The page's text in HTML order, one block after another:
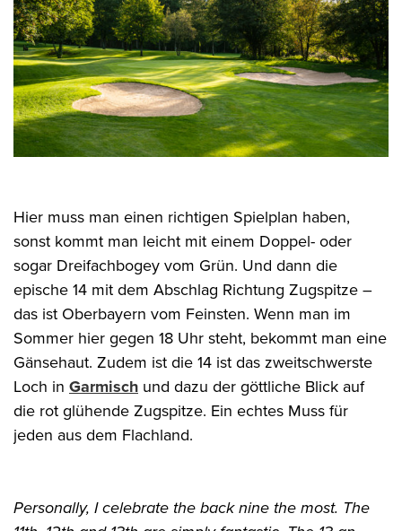
Hier muss man einen richtigen Spielplan haben,
sonst kommt man leicht mit einem Doppel- oder
sogar Dreifachbogey vom Grün. Und dann die
epische 14 mit dem Abschlag Richtung Zugspitze –
das ist Oberbayern vom Feinsten. Wenn man im
Sommer hier gegen 18 Uhr steht, bekommt man eine
Gänsehaut. Zudem ist die 14 ist das zweitschwerste
Loch in Garmisch und dazu der göttliche Blick auf
die rot glühende Zugspitze. Ein echtes Muss für
jeden aus dem Flachland.
Personally, I celebrate the back nine the most. The